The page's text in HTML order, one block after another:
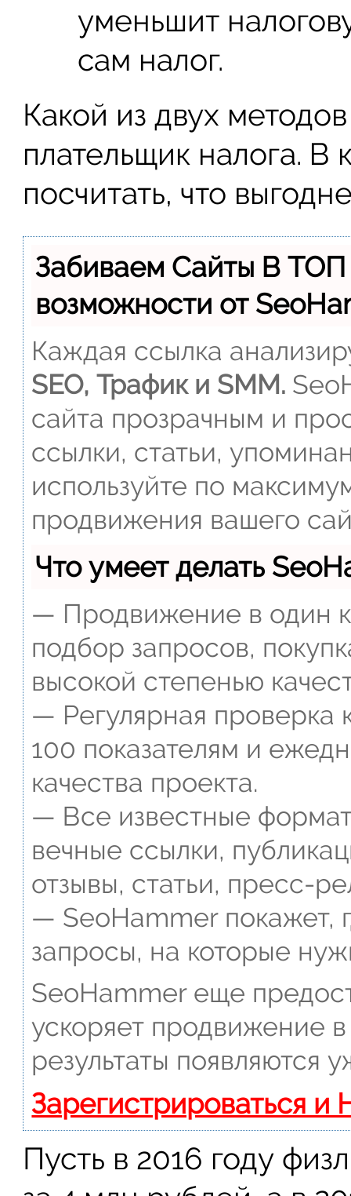
уменьшит
сам налог.
Какой из двух
плательщик налога.
посчитать, что
Забиваем Сайты В
возможности от
Каждая ссылка
SEO, Трафик и SMM.
сайта прозрачным и
ссылки, статьи,
используйте по
продвижения вашего
Что умеет делать
— Продвижение в один
подбор запросов,
высокой степенью
— Регулярная проверка
100 показателям и
качества проекта.
— Все известные
вечные ссылки,
отзывы, статьи, пресс-
— SeoHammer покажет,
запросы, на которые
SeoHammer еще
ускоряет продвижение
результаты появляются
Зарегистрироваться и
Пусть в 2016 году